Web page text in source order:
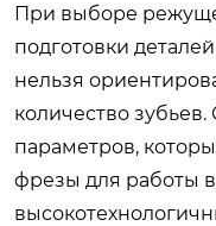
При выборе
подготовки
нельзя
количество
параметров,
фрезы для работы в